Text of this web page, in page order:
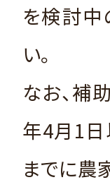
を検討中
い。
なお、補
年4月1日
までに農